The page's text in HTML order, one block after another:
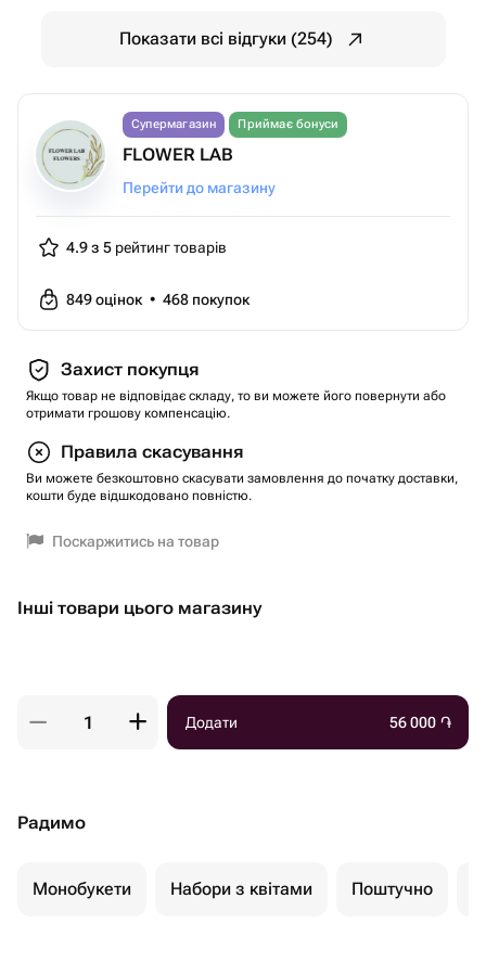
Показати всі відгуки (254)
Супермагазин Приймає бонуси
FLOWER LAB
Перейти до магазину
4.9 з 5 рейтинг товарів
849оцінок • 468 покупок
Захист покупця
Якщо товар не відповідає складу, то ви можете його повернути або
отримати грошову компенсацію.
Правила скасування
Ви можете безкоштовно скасувати замовлення до початку доставки,
кошти буде відшкодовано повністю.
Поскаржитись на товар
Інші товари цього магазину
Додати 56 000 ֏
Радимо
Монобукети Набори з квітами Поштучно